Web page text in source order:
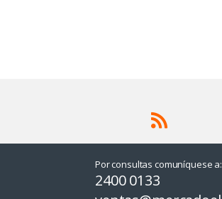
Por consultas comuníquese a:
2400 0133